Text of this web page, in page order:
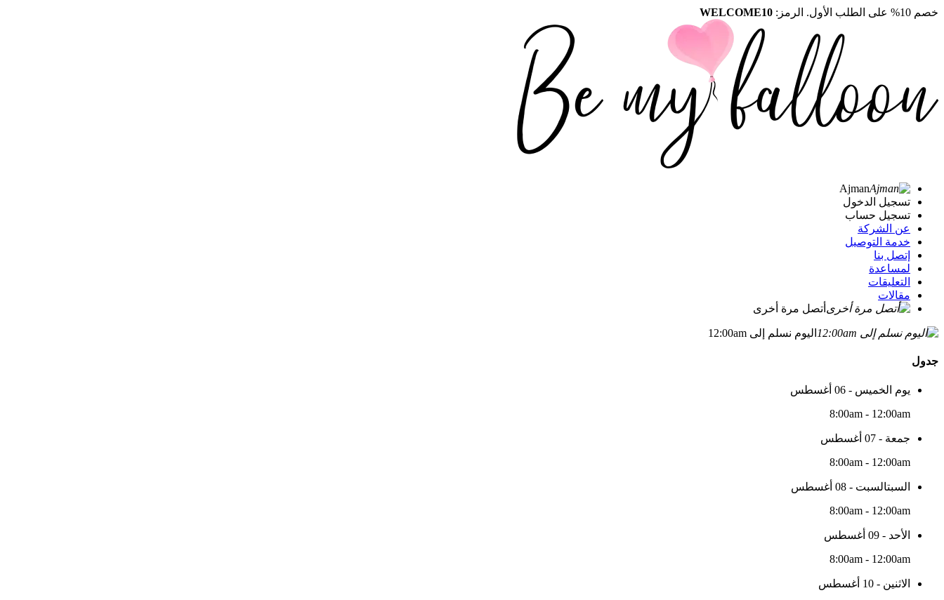
خصم 10% على الطلب الأول. الرمز: WELCOME10
Ajman
تسجيل الدخول
تسجيل حساب
عن الشركة
خدمة التوصيل
إتصل بنا
لمساعدة
التعليقات
مقالات
أتصل مرة أخرى
اليوم نسلم إلى 12:00am
جدول
يوم الخميس - 06 أغسطس
8:00am - 12:00am
جمعة - 07 أغسطس
8:00am - 12:00am
السبتالسبت - 08 أغسطس
8:00am - 12:00am
الأحد - 09 أغسطس
8:00am - 12:00am
الاثنين - 10 أغسطس